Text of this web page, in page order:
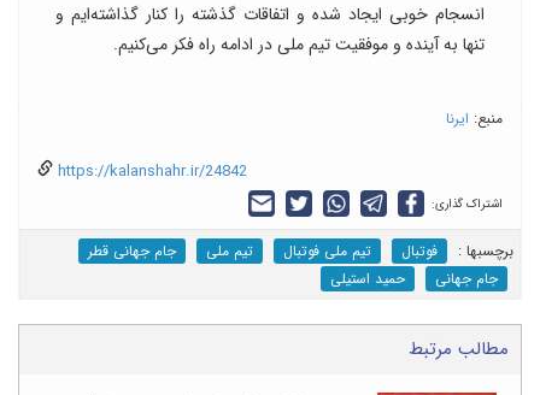
انسجام خوبی ایجاد شده و اتفاقات گذشته را کنار گذاشته‌ایم و
تنها به آینده و موفقیت تیم ملی در ادامه راه فکر می‌کنیم.
منبع: ایرنا
https://kalanshahr.ir/24842
اشتراک گذاری:
برچسب‎ها : فوتبال تیم ملی فوتبال تیم ملی
جام جهانی قطر
جام جهانی
حمید استیلی
مطالب مرتبط